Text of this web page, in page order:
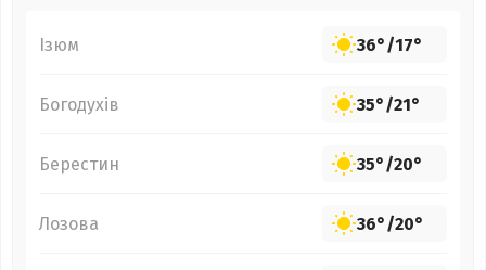
Ізюм 36°/17°
Богодухів 35°/21°
Берестин 35°/20°
Лозова 36°/20°